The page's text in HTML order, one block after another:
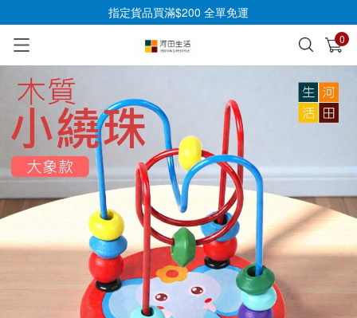
指定貨品買滿$200 全單免運
0
已加入購物車 查看